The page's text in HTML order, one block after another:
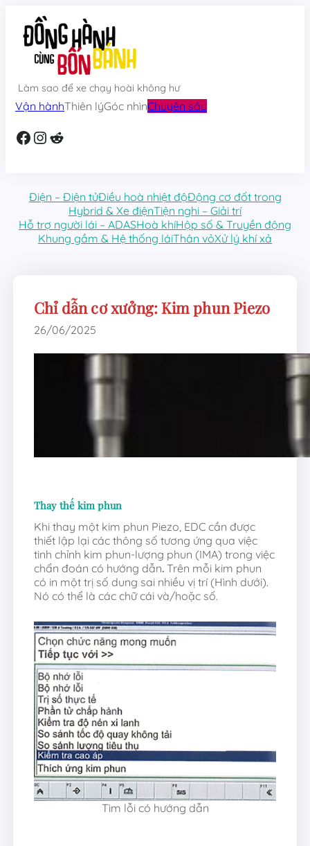
content
Làm sao để xe chạy hoài không hư
Vận hànhThiên lýGóc nhìnChuyên sâu
Facebook InstagramReddit
Điện – Điện tửĐiều hoà nhiệt độĐộng cơ đốt trong
Hybrid & Xe điệnTiện nghi – Giải trí
Hỗ trợ người lái – ADASHoà khíHộp số & Truyền động
Khung gầm & Hệ thống láiThân vỏXử lý khí xả
Chỉ dẫn cơ xưởng: Kim phun Piezo
26/06/2025
Thay thế kim phun
Khi thay một kim phun Piezo, EDC cần được
thiết lập lại các thông số tương ứng qua việc
tinh chỉnh kim phun-lượng phun (IMA) trong việc
chẩn đoán có hướng dẫn.Trên mỗi kim phun
có in một trị số dung sai nhiều vị trí (Hình dưới).
Nó có thể là các chữ cái và/hoặc số.
Tìm lỗi có hướng dẫn